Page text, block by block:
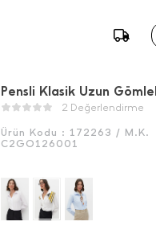
Pensli Klasik Uzun
2 Değerlendirme
Ürün Kodu : 172263 / M.K.
C2GO126001